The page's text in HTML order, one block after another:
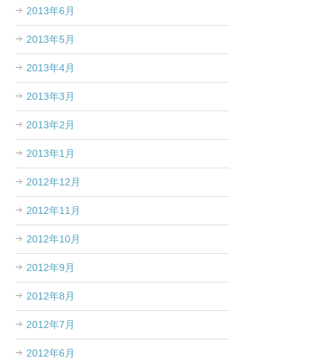
2013年6月
2013年5月
2013年4月
2013年3月
2013年2月
2013年1月
2012年12月
2012年11月
2012年10月
2012年9月
2012年8月
2012年7月
2012年6月